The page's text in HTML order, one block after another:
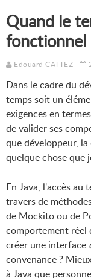
Quand le
fonctionnel
Edouard CATTEZ
Dans le cadre du
temps soit un
exigences en
de valider ses
que développeur,
quelque chose que
En Java, l'accès au
travers de
de Mockito ou de
comportement réel
créer une interface
convenance ?
à Java que